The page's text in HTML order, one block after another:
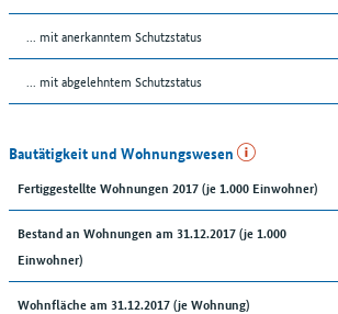
... mit anerkanntem Schutzstatus
... mit abgelehntem Schutzstatus
Bautätigkeit und Wohnungswesen
Fertiggestellte Wohnungen 2017 (je 1.000 Einwohner)
Bestand an Wohnungen am 31.12.2017 (je 1.000
Einwohner)
Wohnfläche am 31.12.2017 (je Wohnung)